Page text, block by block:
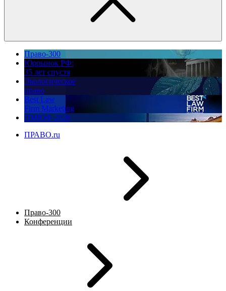
Право-300
Юррынок РФ:
35 лет спустя
Экологическое
право
Best Law
Firm Marketing
ПМЮФ 2026
ПРАВО.ru
Право-300
Конференции